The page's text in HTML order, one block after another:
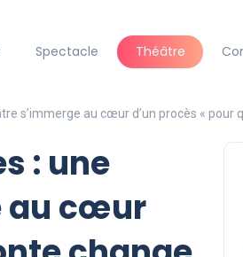
Spectacle Théâtre
s’immerge au cœur d’un procès « pour
: une
au cœur